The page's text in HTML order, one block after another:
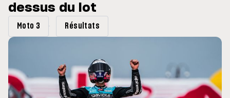
du GP de Grande-
dessus du lot
Moto 3 Résultats